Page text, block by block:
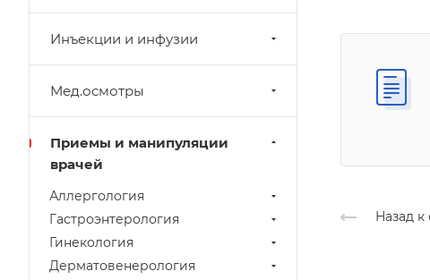
Назад к
Инъекции и инфузии
Мед.осмотры
Приемы и манипуляции
врачей
Аллергология
Гастроэнтерология
Гинекология
Дерматовенерология